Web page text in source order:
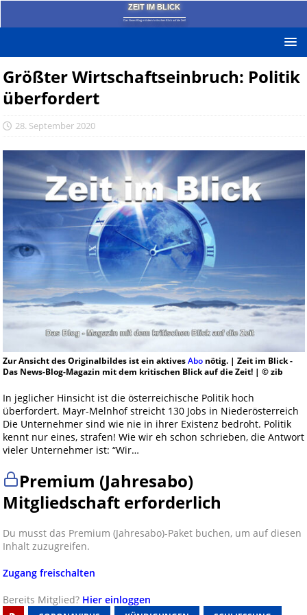
ZEIT IM BLICK
Das News-Blog mit dem kritischen Blick auf die Zeit!
Größter Wirtschaftseinbruch: Politik
überfordert
28. September 2020
Zur Ansicht des Originalbildes ist ein aktivesAbonötig. | Zeit im Blick -
Das News-Blog-Magazin mit dem kritischen Blick auf die Zeit! | © zib
In jeglicher Hinsicht ist die österreichische Politik hoch
überfordert. Mayr-Melnhof streicht 130 Jobs in Niederösterreich
Die Unternehmer sind wie nie in ihrer Existenz bedroht. Politik
kennt nur eines, strafen! Wie wir eh schon schrieben, die Antwort
vieler Unternehmer ist: “Wir…
Premium (Jahresabo)
Mitgliedschaft erforderlich
Du musst das Premium (Jahresabo)-Paket buchen, um auf diesen
Inhalt zuzugreifen.
Zugang freischalten
Bereits Mitglied? Hier einloggen